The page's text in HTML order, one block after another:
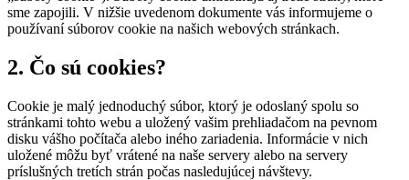
sme zapojili. V nižšie uvedenom dokumente vás informujeme o
používaní súborov cookie na našich webových stránkach.
2. Čo sú cookies?
Cookie je malý jednoduchý súbor, ktorý je odoslaný spolu so
stránkami tohto webu a uložený vašim prehliadačom na pevnom
disku vášho počítača alebo iného zariadenia. Informácie v nich
uložené môžu byť vrátené na naše servery alebo na servery
príslušných tretích strán počas nasledujúcej návštevy.